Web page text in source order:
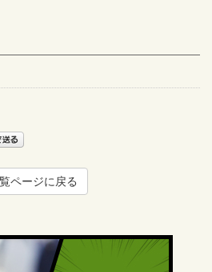
ページに戻る